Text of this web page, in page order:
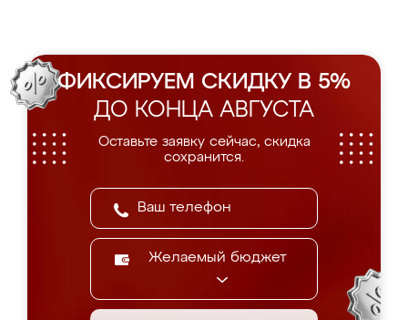
ФИКСИРУЕМ СКИДКУ В 5%
ДО КОНЦА АВГУСТА
Оставьте заявку сейчас, скидка
сохранится.
Желаемый бюджет